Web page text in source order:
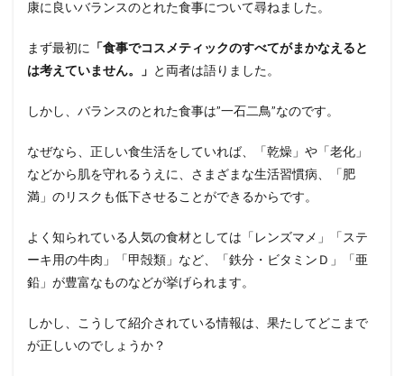
本当
3
ニキ
ビ・
に関
嘘と
本当
アン
イジ
ン
ダイ
トに
る嘘
康に良いバランスのとれた食事について尋ねました。
まず最初に 「食事でコスメティックのすべてがまかなえると
は考えていません。」 と両者は語りました。
しかし、バランスのとれた食事は”一石二鳥”なのです。
なぜなら、正しい食生活をしていれば、「乾燥」や「老化」
などから肌を守れるうえに、さまざまな生活習慣病、「肥
満」のリスクも低下させることができるからです。
よく知られている人気の食材としては「レンズマメ」「ステ
ーキ用の牛肉」「甲殻類」など、「鉄分・ビタミンＤ」「亜
鉛」が豊富なものなどが挙げられます。
しかし、こうして紹介されている情報は、果たしてどこまで
が正しいのでしょうか？